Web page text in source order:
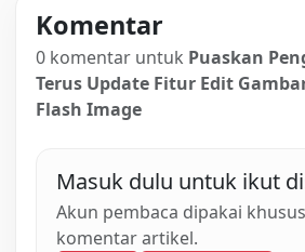
Komentar
0 komentar untuk Puaskan
Terus Update Fitur Edit
Flash Image
Masuk dulu untuk ikut
Akun pembaca dipakai
komentar artikel.